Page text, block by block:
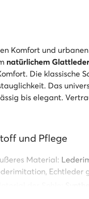
Komfort und
natürlichem Glattleder
Die klassische
Das
bis elegant.
und Pflege
Material:
Echtleder